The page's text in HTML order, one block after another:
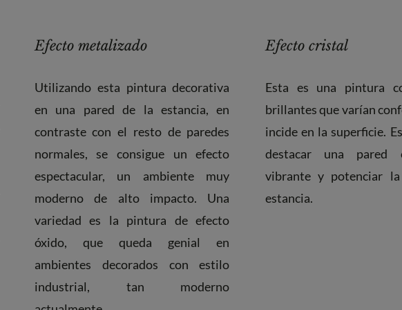
Efecto metalizado
Utilizando esta pintura decorativa
en una pared de la estancia, en
contraste con el resto de paredes
normales, se consigue un efecto
espectacular, un ambiente muy
moderno de alto impacto. Una
variedad es la pintura de efecto
óxido, que queda genial en
ambientes decorados con estilo
industrial, tan moderno
Efecto cristal
Esta es una pintura
brillantes que varían
incide en la superficie.
destacar una pared
vibrante y potenciar
estancia.